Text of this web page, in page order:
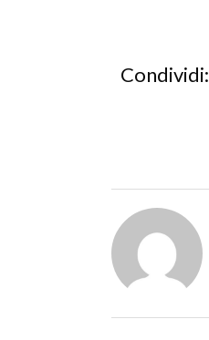
Condividi: